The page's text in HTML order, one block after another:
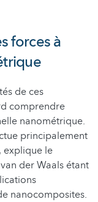
forces à
de ces
comprendre
nanométrique.
principalement
explique le
der Waals étant
nanocomposites.